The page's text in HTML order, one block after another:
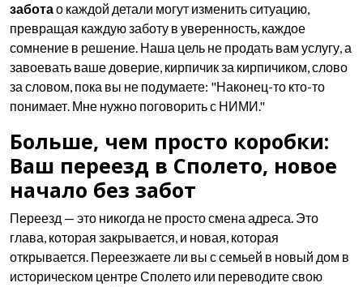
заботао каждой детали могут изменить ситуацию,
превращая каждую заботу в уверенность, каждое
сомнение в решение. Наша цель не продать вам услугу, а
завоевать ваше доверие, кирпичик за кирпичиком, слово
за словом, пока вы не подумаете: "Наконец-то кто-то
понимает. Мне нужно поговорить с НИМИ."
Больше, чем просто коробки:
Ваш переезд в Сполето, новое
начало без забот
Переезд — это никогда не просто смена адреса. Это
глава, которая закрывается, и новая, которая
открывается. Переезжаете ли вы с семьей в новый дом в
историческом центре Сполето или переводите свою